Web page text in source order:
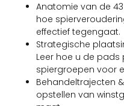
Anatomie van de
hoe
effectief tegengaat.
Strategische
Leer hoe u de
spiergroepen voor
Behandeltrajecten
opstellen van